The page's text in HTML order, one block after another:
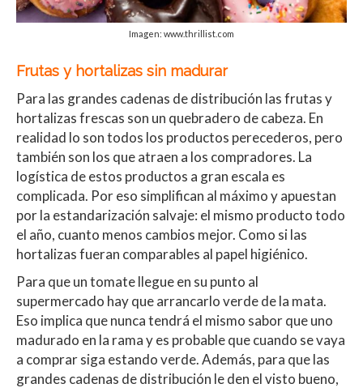
Imagen: www.thrillist.com
Frutas y hortalizas sin madurar
Para las grandes cadenas de distribución las frutas y
hortalizas frescas son un quebradero de cabeza. En
realidad lo son todos los productos perecederos, pero
también son los que atraen a los compradores. La
logística de estos productos a gran escala es
complicada. Por eso simplifican al máximo y apuestan
por la estandarización salvaje: el mismo producto todo
el año, cuanto menos cambios mejor. Como si las
hortalizas fueran comparables al papel higiénico.
Para que un tomate llegue en su punto al
supermercado hay que arrancarlo verde de la mata.
Eso implica que nunca tendrá el mismo sabor que uno
madurado en la rama y es probable que cuando se vaya
a comprar siga estando verde. Además, para que las
grandes cadenas de distribución le den el visto bueno,